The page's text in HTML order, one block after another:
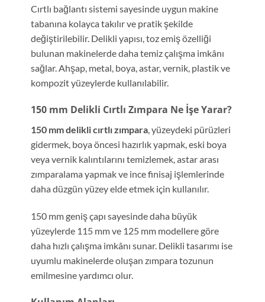
Cırtlı bağlantı sistemi sayesinde uygun makine
tabanına kolayca takılır ve pratik şekilde
değiştirilebilir. Delikli yapısı, toz emiş özelliği
bulunan makinelerde daha temiz çalışma imkânı
sağlar. Ahşap, metal, boya, astar, vernik, plastik ve
kompozit yüzeylerde kullanılabilir.
150 mm Delikli Cırtlı Zımpara Ne İşe Yarar?
150 mm delikli cırtlı zımpara, yüzeydeki pürüzleri
gidermek, boya öncesi hazırlık yapmak, eski boya
veya vernik kalıntılarını temizlemek, astar arası
zımparalama yapmak ve ince finisaj işlemlerinde
daha düzgün yüzey elde etmek için kullanılır.
150 mm geniş çapı sayesinde daha büyük
yüzeylerde 115 mm ve 125 mm modellere göre
daha hızlı çalışma imkânı sunar. Delikli tasarımı ise
uyumlu makinelerde oluşan zımpara tozunun
emilmesine yardımcı olur.